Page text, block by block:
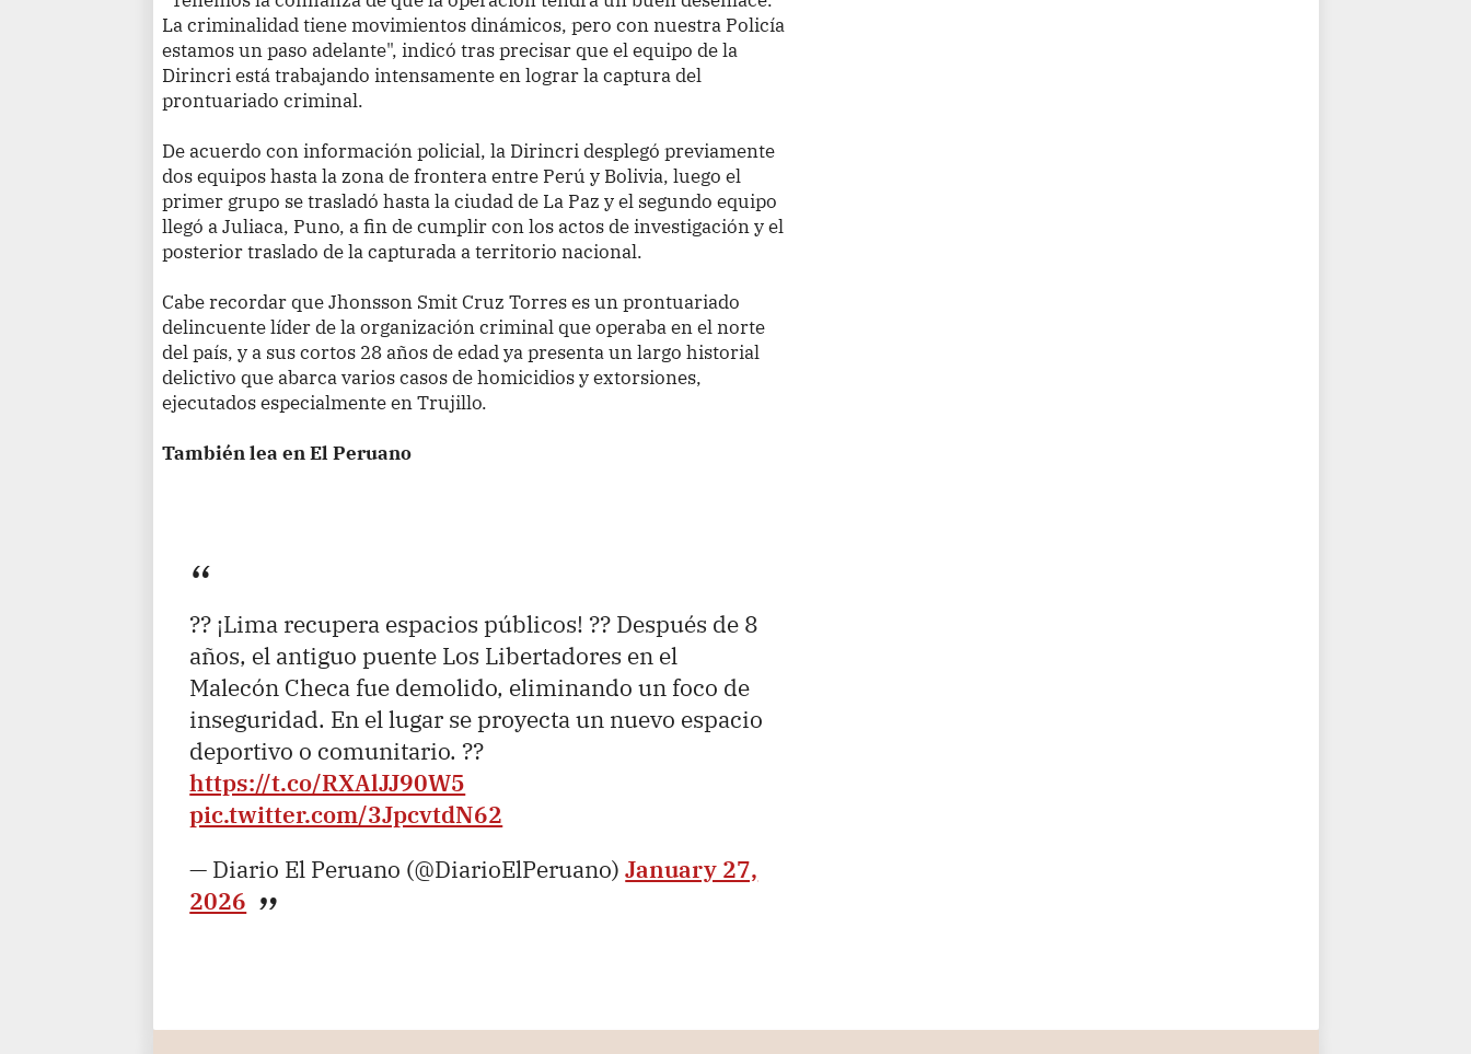
La criminalidad tiene movimientos dinámicos, pero con nuestra Policía
estamos un paso adelante", indicó tras precisar que el equipo de la
Dirincri está trabajando intensamente en lograr la captura del
prontuariado criminal.
De acuerdo con información policial, la Dirincri desplegó previamente
dos equipos hasta la zona de frontera entre Perú y Bolivia, luego el
primer grupo se trasladó hasta la ciudad de La Paz y el segundo equipo
llegó a Juliaca, Puno, a fin de cumplir con los actos de investigación y el
posterior traslado de la capturada a territorio nacional.
Cabe recordar que Jhonsson Smit Cruz Torres es un prontuariado
delincuente líder de la organización criminal que operaba en el norte
del país, y a sus cortos 28 años de edad ya presenta un largo historial
delictivo que abarca varios casos de homicidios y extorsiones,
ejecutados especialmente en Trujillo.
También lea en El Peruano
?? ¡Lima recupera espacios públicos! ?? Después de 8
años, el antiguo puente Los Libertadores en el
Malecón Checa fue demolido, eliminando un foco de
inseguridad. En el lugar se proyecta un nuevo espacio
deportivo o comunitario. ??
https://t.co/RXAlJJ90W5
pic.twitter.com/3JpcvtdN62
— Diario El Peruano (@DiarioElPeruano)January 27,
2026